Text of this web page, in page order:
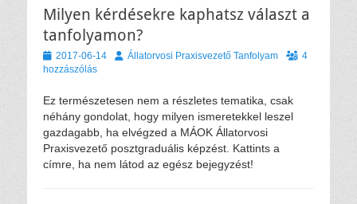
Milyen kérdésekre kaphatsz választ a
tanfolyamon?
Közzétéve
2017-06-14 SzerzőÁllatorvosi Praxisvezető Tanfolyam
4
hozzászólás
Ez természetesen nem a részletes tematika, csak
néhány gondolat, hogy milyen ismeretekkel leszel
gazdagabb, ha elvégzed a MÁOK Állatorvosi
Praxisvezető posztgraduális képzést. Kattints a
címre, ha nem látod az egész bejegyzést!